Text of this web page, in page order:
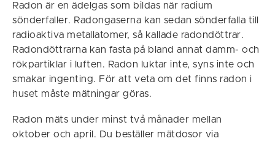
Radon är en ädelgas som bildas när radium
sönderfaller. Radongaserna kan sedan sönderfalla till
radioaktiva metallatomer, så kallade radondöttrar.
Radondöttrarna kan fasta på bland annat damm- och
rökpartiklar i luften. Radon luktar inte, syns inte och
smakar ingenting. För att veta om det finns radon i
huset måste mätningar göras.
Radon mäts under minst två månader mellan
oktober och april. Du beställer mätdosor via